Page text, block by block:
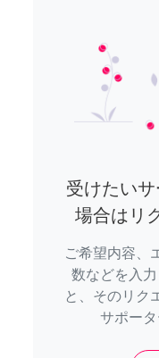
受けたい
場合はリ
ご希望内容、
数などを入
と、そのリク
サポータ